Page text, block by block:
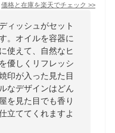
価格と在庫を楽天でチェック >>
ィッシュがセット
。オイルを容器に
使えて、自然なヒ
優しくリフレッシ
印が入った見た目
なデザインはどん
を見た目でも香り
立ててくれますよ